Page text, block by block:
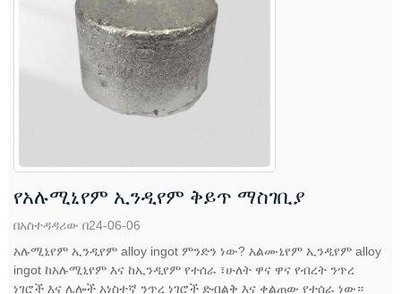
የአሉሚኒየም ኢንዲየም ቅይጥ ማስገቢያ
በአስተዳዳሪው በ24-06-06
አሉሚኒየም ኢንዲየም alloy ingot ምንድን ነው? አልሙኒየም ኢንዲየም alloy
ingot ከአሉሚኒየም እና ከኢንዲየም የተሰራ ፣ሁለት ዋና ዋና የብረት ንጥረ
ነገሮች እና ሌሎች አነስተኛ ንጥረ ነገሮች ድብልቅ እና ቀልጠው የተሰራ ነው።